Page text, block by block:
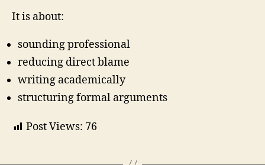
It is about:
sounding professional
reducing direct blame
writing academically
structuring formal arguments
Post Views: 76